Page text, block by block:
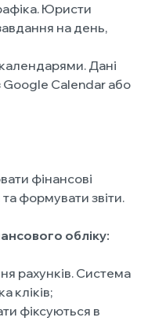
Юристи
на день,
Дані
Google Calendar або
фінансові
формувати звіти.
обліку:
рахунків. Система
кліків;
фіксуються в